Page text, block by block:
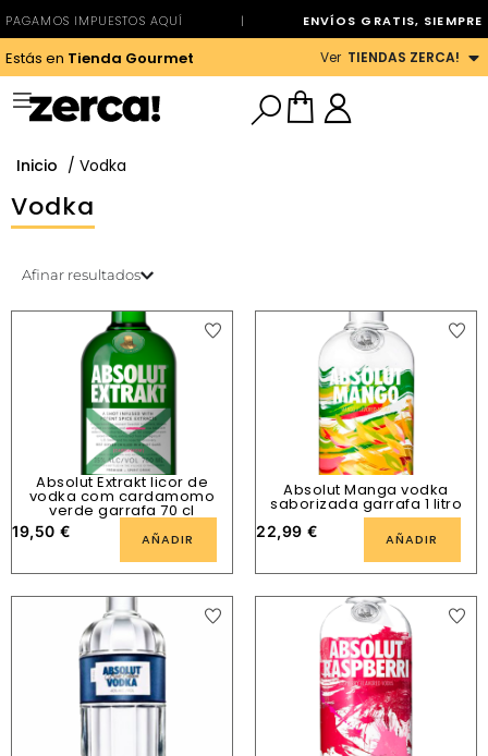
PAGAMOS IMPUESTOS AQUÍ | ENVÍOS GRATIS, SIEMPRE
Estás en Tienda Gourmet Ver TIENDAS ZERCA!
Inicio / Vodka
Vodka
Afinar resultados
Absolut Extrakt licor de
vodka com cardamomo
verde garrafa 70 cl
19,50 € AÑADIR
Absolut Manga vodka
saborizada garrafa 1 litro
22,99 € AÑADIR